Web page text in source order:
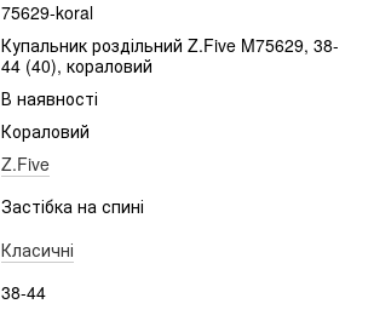
75629-koral
Купальник роздільний Z.Five M75629, 38-
44 (40), кораловий
В наявності
Кораловий
Z.Five
Застібка на спині
Класичні
38-44